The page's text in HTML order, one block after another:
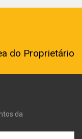
do Proprietário
da